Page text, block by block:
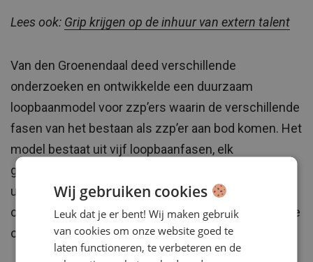
Lees ook: Grip krijgen op de inhuur van extern talent
Van den Groenendaal deed verschillende
onderzoeken en ontwikkelde een duurzaam
loopbaanmodel voor zzp’ers waarin de verschillende
fasen van het bestaan als zzp’er aan bod komen. Het
model bestaat uit vijf loopbaanfasen, elk
gekenmerkt door specifieke uitdagingen. Deze
uitdagingen hebben te maken met de professionele
ontwikkeling van het zelfstandige individu en met de
ontwikkeling van de business.
Wij gebruiken cookies
Leuk dat je er bent! Wij maken gebruik
van cookies om onze website goed te
laten functioneren, te verbeteren en de